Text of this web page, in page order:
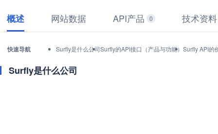
概述 网站数据 API产品 0 技术资料
快速导航 Surfly是什么公司Surfly的API接口（产品与功能） Surfly API的
Surfly是什么公司